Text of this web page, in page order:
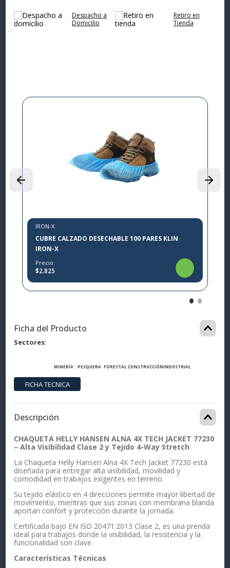
Despacho a
Domicilio
Retiro en
Tienda
IRON-X
CUBRE CALZADO DESECHABLE 100 PARES KLIN
IRON-X
Precio:
$2.825
Ficha del Producto
Sectores
MINERÍA PESQUERA FORESTAL CONSTRUCCIÓNINDUSTRIAL
Descripción
CHAQUETA HELLY HANSEN ALNA 4X TECH JACKET 77230
– Alta Visibilidad Clase 2 y Tejido 4-Way Stretch
La Chaqueta Helly Hansen Alna 4X Tech Jacket 77230 está
diseñada para entregar alta visibilidad, movilidad y
comodidad en trabajos exigentes en terreno.
Su tejido elástico en 4 direcciones permite mayor libertad de
movimiento, mientras que sus zonas con membrana blanda
aportan confort y protección durante la jornada.
Certificada bajo EN ISO 20471:2013 Clase 2, es una prenda
ideal para trabajos donde la visibilidad, la resistencia y la
funcionalidad son clave.
Características Técnicas